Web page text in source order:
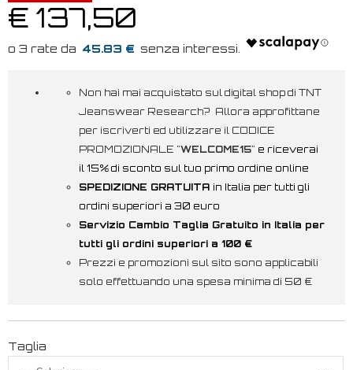
€ 137,50
45.83 €
Non hai mai acquistato sul digital shop di TNT
Jeanswear Research? Allora approfittane
per iscriverti ed utilizzare il CODICE
PROMOZIONALE "WELCOME15" e riceverai
il 15% di sconto sul tuo primo ordine online
SPEDIZIONE GRATUITA in Italia per tutti gli
ordini superiori a 30 euro
Servizio Cambio Taglia Gratuito in Italia per
tutti gli ordini superiori a 100 €
Prezzi e promozioni sul sito sono applicabili
solo effettuando una spesa minima di 50 €
Taglia